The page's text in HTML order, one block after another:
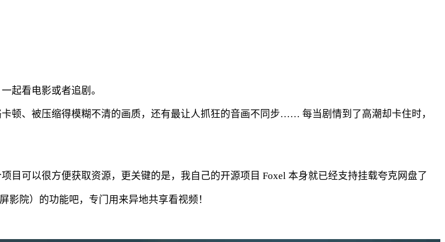
起看电影或者追剧。
顿、被压缩得模糊不清的画质，还有最让人抓狂的音画不同步…… 每当剧情到了高潮却卡住时，
目可以很方便获取资源，更关键的是，我自己的开源项目 Foxel 本身就已经支持挂载夸克网盘了
影院）的功能吧，专门用来异地共享看视频！